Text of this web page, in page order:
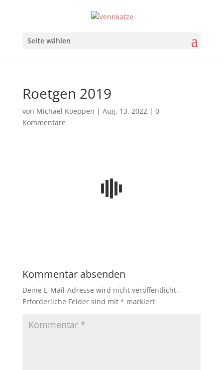
Seite wählen
Roetgen 2019
von Michael Koeppen | Aug. 13, 2022| 0
Kommentare
Kommentar absenden
Deine E-Mail-Adresse wird nicht veröffentlicht.
Erforderliche Felder sind mit * markiert